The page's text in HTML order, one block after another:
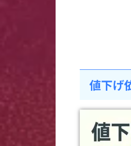
値下げ